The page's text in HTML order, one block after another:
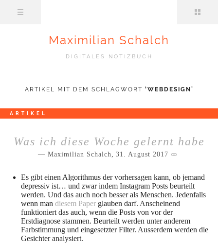
Maximilian Schalch
DIGITALES NOTIZBUCH
ARTIKEL MIT DEM SCHLAGWORT ‘WEBDESIGN ’
ARTIKEL
Was ich diese Woche gelernt habe
Maximilian Schalch, 31. August 2017
Es gibt einen Algorithmus der vorhersagen kann, ob jemand
depressiv ist… und zwar indem Instagram Posts beurteilt
werden. Und das auch noch besser als Menschen. Jedenfalls
wenn man diesem Paper glauben darf. Anscheinend
funktioniert das auch, wenn die Posts von vor der
Erstdiagnose stammen. Beurteilt werden unter anderem
Farbstimmung und eingesetzter Filter. Ausserdem werden die
Gesichter analysiert.